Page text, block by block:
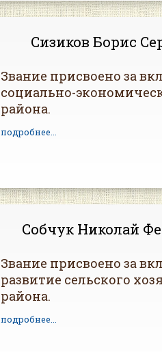
Сизиков Борис
Звание присвоено за
социально-
района.
подробнее...
Собчук Николай
Звание присвоено за
развитие сельского
района.
подробнее...